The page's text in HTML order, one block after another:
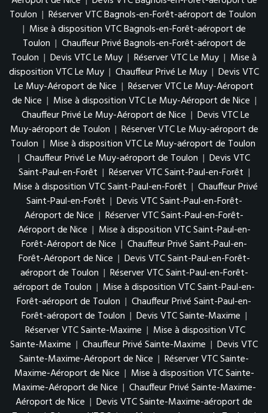
Toulon | Réserver VTC Bagnols-en-Forêt-aéroport de Toulon
| Mise à disposition VTC Bagnols-en-Forêt-aéroport de
Toulon | Chauffeur Privé Bagnols-en-Forêt-aéroport de
Toulon | Devis VTC Le Muy | Réserver VTC Le Muy | Mise à
disposition VTC Le Muy | Chauffeur Privé Le Muy | Devis VTC
Le Muy-Aéroport de Nice | Réserver VTC Le Muy-Aéroport
de Nice | Mise à disposition VTC Le Muy-Aéroport de Nice |
Chauffeur Privé Le Muy-Aéroport de Nice | Devis VTC Le
Muy-aéroport de Toulon | Réserver VTC Le Muy-aéroport de
Toulon | Mise à disposition VTC Le Muy-aéroport de Toulon
| Chauffeur Privé Le Muy-aéroport de Toulon | Devis VTC
Saint-Paul-en-Forêt | Réserver VTC Saint-Paul-en-Forêt |
Mise à disposition VTC Saint-Paul-en-Forêt | Chauffeur Privé
Saint-Paul-en-Forêt | Devis VTC Saint-Paul-en-Forêt-
Aéroport de Nice | Réserver VTC Saint-Paul-en-Forêt-
Aéroport de Nice | Mise à disposition VTC Saint-Paul-en-
Forêt-Aéroport de Nice | Chauffeur Privé Saint-Paul-en-
Forêt-Aéroport de Nice | Devis VTC Saint-Paul-en-Forêt-
aéroport de Toulon | Réserver VTC Saint-Paul-en-Forêt-
aéroport de Toulon | Mise à disposition VTC Saint-Paul-en-
Forêt-aéroport de Toulon | Chauffeur Privé Saint-Paul-en-
Forêt-aéroport de Toulon | Devis VTC Sainte-Maxime |
Réserver VTC Sainte-Maxime | Mise à disposition VTC
Sainte-Maxime | Chauffeur Privé Sainte-Maxime | Devis VTC
Sainte-Maxime-Aéroport de Nice | Réserver VTC Sainte-
Maxime-Aéroport de Nice | Mise à disposition VTC Sainte-
Maxime-Aéroport de Nice | Chauffeur Privé Sainte-Maxime-
Aéroport de Nice | Devis VTC Sainte-Maxime-aéroport de